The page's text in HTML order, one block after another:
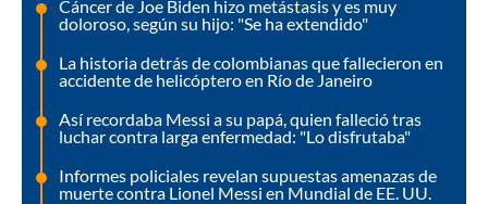
Cáncer de Joe Biden hizo metástasis y es muy
doloroso, según su hijo: "Se ha extendido"
La historia detrás de colombianas que fallecieron en
accidente de helicóptero en Río de Janeiro
Así recordaba Messi a su papá, quien falleció tras
luchar contra larga enfermedad: "Lo disfrutaba"
Informes policiales revelan supuestas amenazas de
muerte contra Lionel Messi en Mundial de EE. UU.